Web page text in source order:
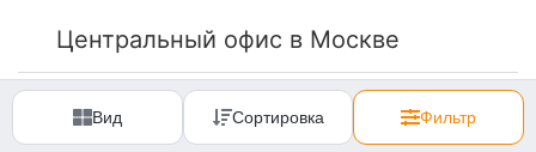
Вид Сортировка Фильтр
Центральный офис в Москве
© 2005-2026ОOО «Компания «РуСтан». Все права
защищены. Использование материалов сайта без
согласования запрещено.